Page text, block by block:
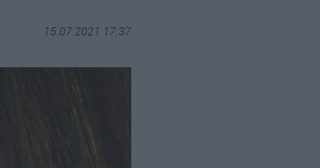
15.07.2021 17:37